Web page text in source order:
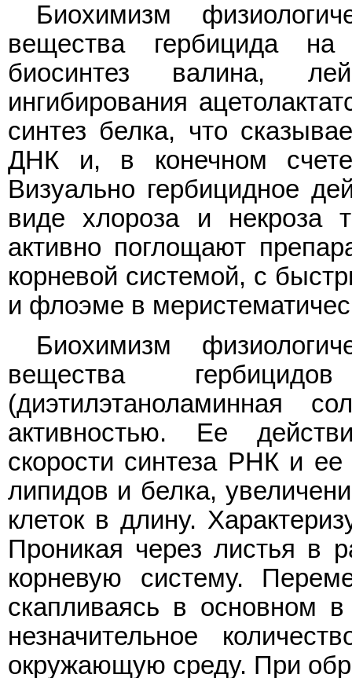
Биохимизм
вещества гербицида на
биосинтез валина,
ингибирования
синтез белка, что
ДНК и, в конечном
Визуально гербицидное
виде хлороза и некроза
активно поглощают
корневой системой, с
и флоэме в
Биохимизм
вещества
(диэтилэтаноламинная
активностью. Ее
скорости синтеза РНК и ее
липидов и белка,
клеток в длину.
Проникая через листья в
корневую систему.
скапливаясь в основном
незначительное
окружающую среду. При